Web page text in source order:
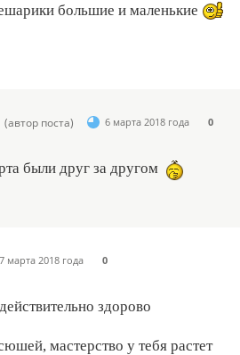
большие и маленькие
(автор поста) 6 марта 2018 года 0
были друг за другом
7 марта 2018 года 0
здорово
мастерство у тебя растет